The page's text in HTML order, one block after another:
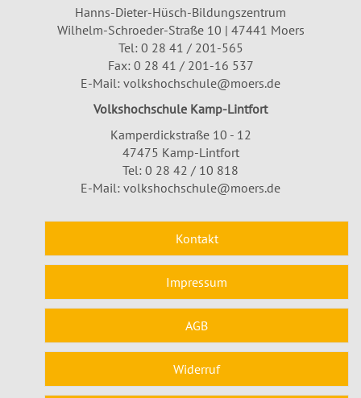
Hanns-Dieter-Hüsch-Bildungszentrum
Wilhelm-Schroeder-Straße 10 | 47441 Moers
Tel: 0 28 41 / 201-565
Fax: 0 28 41 / 201-16 537
E-Mail: volkshochschule@moers.de
Volkshochschule Kamp-Lintfort
Kamperdickstraße 10 - 12
47475 Kamp-Lintfort
Tel: 0 28 42 / 10 818
E-Mail: volkshochschule@moers.de
Kontakt
Impressum
AGB
Widerruf